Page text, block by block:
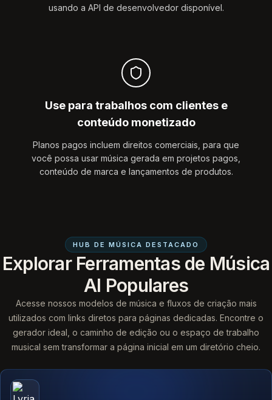
usando a API de desenvolvedor disponível.
Use para trabalhos com clientes e
conteúdo monetizado
Planos pagos incluem direitos comerciais, para que
você possa usar música gerada em projetos pagos,
conteúdo de marca e lançamentos de produtos.
HUB DE MÚSICA DESTACADO
Explorar Ferramentas de Música
AI Populares
Acesse nossos modelos de música e fluxos de criação mais
utilizados com links diretos para páginas dedicadas. Encontre o
gerador ideal, o caminho de edição ou o espaço de trabalho
musical sem transformar a página inicial em um diretório cheio.